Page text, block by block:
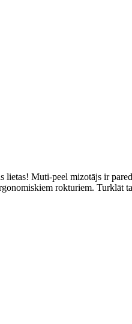
Muti-peel mizotājs ir
rokturiem. Turklāt